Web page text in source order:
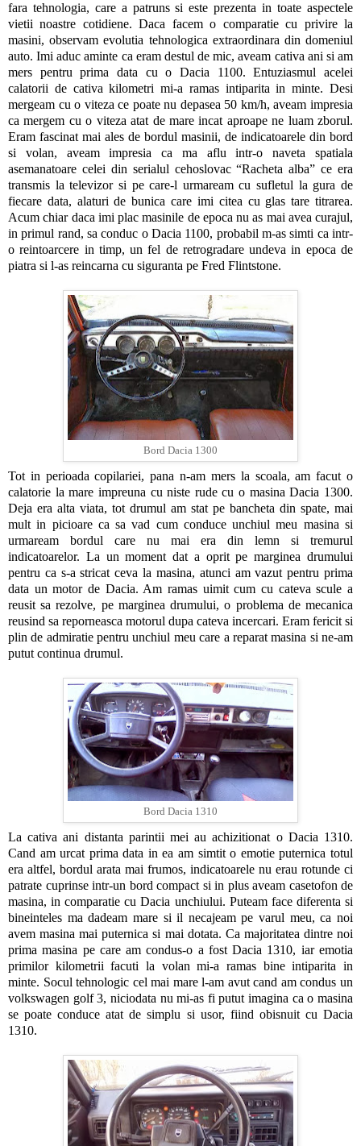
fara tehnologia, care a patruns si este prezenta in toate aspectele
vietii noastre cotidiene. Daca facem o comparatie cu privire la
masini, observam evolutia tehnologica extraordinara din domeniul
auto. Imi aduc aminte ca eram destul de mic, aveam cativa ani si am
mers pentru prima data cu o Dacia 1100. Entuziasmul acelei
calatorii de cativa kilometri mi-a ramas intiparita in minte. Desi
mergeam cu o viteza ce poate nu depasea 50 km/h, aveam impresia
ca mergem cu o viteza atat de mare incat aproape ne luam zborul.
Eram fascinat mai ales de bordul masinii, de indicatoarele din bord
si volan, aveam impresia ca ma aflu intr-o naveta spatiala
asemanatoare celei din serialul cehoslovac “Racheta alba” ce era
transmis la televizor si pe care-l urmaream cu sufletul la gura de
fiecare data, alaturi de bunica care imi citea cu glas tare titrarea.
Acum chiar daca imi plac masinile de epoca nu as mai avea curajul,
in primul rand, sa conduc o Dacia 1100, probabil m-as simti ca intr-
o reintoarcere in timp, un fel de retrogradare undeva in epoca de
piatra si l-as reincarna cu siguranta pe Fred Flintstone.
Bord Dacia 1300
Tot in perioada copilariei, pana n-am mers la scoala, am facut o
calatorie la mare impreuna cu niste rude cu o masina Dacia 1300.
Deja era alta viata, tot drumul am stat pe bancheta din spate, mai
mult in picioare ca sa vad cum conduce unchiul meu masina si
urmaream bordul care nu mai era din lemn si tremurul
indicatoarelor. La un moment dat a oprit pe marginea drumului
pentru ca s-a stricat ceva la masina, atunci am vazut pentru prima
data un motor de Dacia. Am ramas uimit cum cu cateva scule a
reusit sa rezolve, pe marginea drumului, o problema de mecanica
reusind sa reporneasca motorul dupa cateva incercari. Eram fericit si
plin de admiratie pentru unchiul meu care a reparat masina si ne-am
putut continua drumul.
Bord Dacia 1310
La cativa ani distanta parintii mei au achizitionat o Dacia 1310.
Cand am urcat prima data in ea am simtit o emotie puternica totul
era altfel, bordul arata mai frumos, indicatoarele nu erau rotunde ci
patrate cuprinse intr-un bord compact si in plus aveam casetofon de
masina, in comparatie cu Dacia unchiului. Puteam face diferenta si
bineinteles ma dadeam mare si il necajeam pe varul meu, ca noi
avem masina mai puternica si mai dotata. Ca majoritatea dintre noi
prima masina pe care am condus-o a fost Dacia 1310, iar emotia
primilor kilometrii facuti la volan mi-a ramas bine intiparita in
minte. Socul tehnologic cel mai mare l-am avut cand am condus un
volkswagen golf 3, niciodata nu mi-as fi putut imagina ca o masina
se poate conduce atat de simplu si usor, fiind obisnuit cu Dacia
1310.